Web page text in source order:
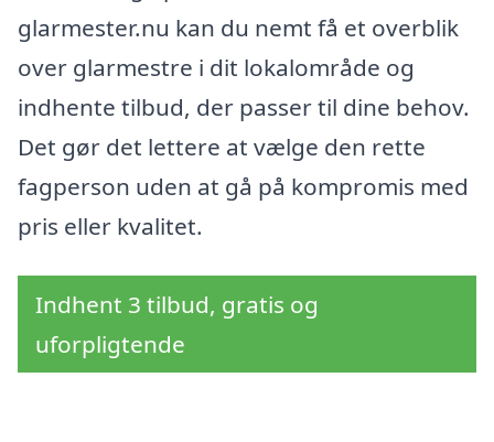
glarmester.nu kan du nemt få et overblik
over glarmestre i dit lokalområde og
indhente tilbud, der passer til dine behov.
Det gør det lettere at vælge den rette
fagperson uden at gå på kompromis med
pris eller kvalitet.
Indhent 3 tilbud, gratis og
uforpligtende